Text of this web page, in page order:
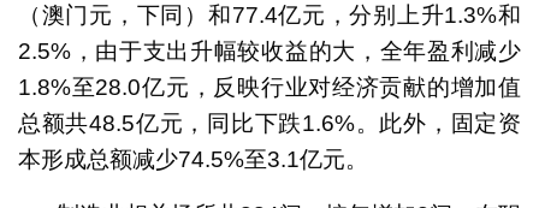
（澳门元，下同）和77.4亿元，分别上升1.3%和
2.5%，由于支出升幅较收益的大，全年盈利减少
1.8%至28.0亿元，反映行业对经济贡献的增加值
总额共48.5亿元，同比下跌1.6%。此外，固定资
本形成总额减少74.5%至3.1亿元。